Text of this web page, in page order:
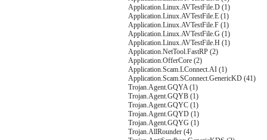
Application.Linux.AVTestFile.D (1)
Application.Linux.AVTestFile.E (1)
Application.Linux.AVTestFile.F (1)
Application.Linux.AVTestFile.G (1)
Application.Linux.AVTestFile.H (1)
Application.NetTool.FastRP (2)
Application.OfferCore (2)
Application.Scam.LConnect.AI (1)
Application.Scam.SConnect.GenericKD (41)
Trojan.Agent.GQYA (1)
Trojan.Agent.GQYB (1)
Trojan.Agent.GQYC (1)
Trojan.Agent.GQYD (1)
Trojan.Agent.GQYG (1)
Trojan.AllRounder (4)